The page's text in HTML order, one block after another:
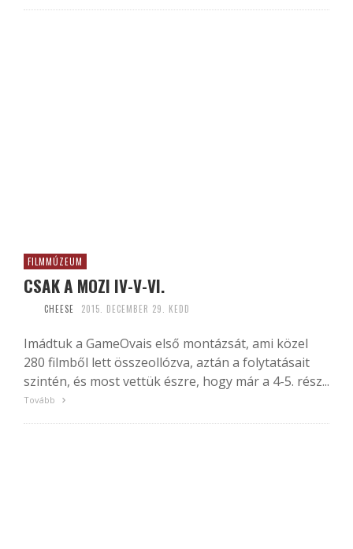
FILMMÚZEUM
CSAK A MOZI IV-V-VI.
CHEESE 2015. DECEMBER 29. KEDD
Imádtuk a GameOvais első montázsát, ami közel
280 filmből lett összeollózva, aztán a folytatásait
szintén, és most vettük észre, hogy már a 4-5. rész...
Tovább